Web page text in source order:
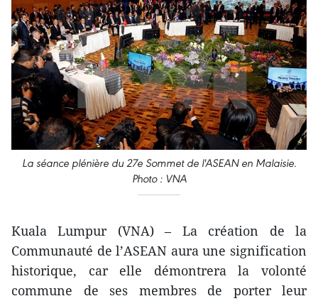
La séance plénière du 27e Sommet de l'ASEAN en Malaisie.
Photo : VNA
Kuala Lumpur (VNA) – La création de la
Communauté de l’ASEAN aura une signification
historique, ​car elle ​démontrera la volonté
commune de ses membres de porter leur